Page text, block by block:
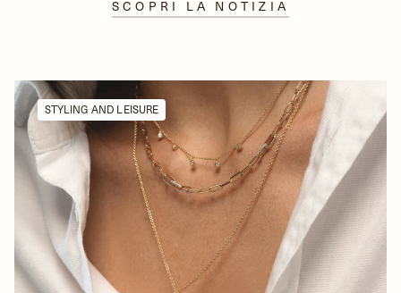
SCOPRI LA NOTIZIA
STYLING AND LEISURE